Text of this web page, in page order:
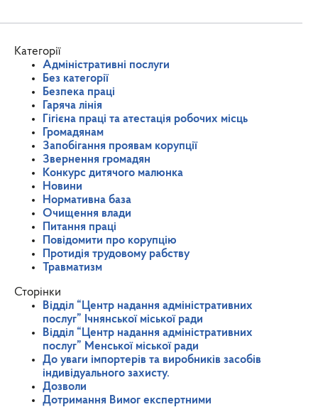
Категорії
Адміністративні послуги
Без категорії
Безпека праці
Гаряча лінія
Гігієна праці та атестація робочих місць
Громадянам
Запобігання проявам корупції
Звернення громадян
Конкурс дитячого малюнка
Новини
Нормативна база
Очищення влади
Питання праці
Повідомити про корупцію
Протидія трудовому рабству
Травматизм
Сторінки
Відділ “Центр надання адміністративних
послуг” Ічнянської міської ради
Відділ “Центр надання адміністративних
послуг” Менської міської ради
До уваги імпортерів та виробників засобів
індивідуального захисту.
Дозволи
Дотримання Вимог експертними